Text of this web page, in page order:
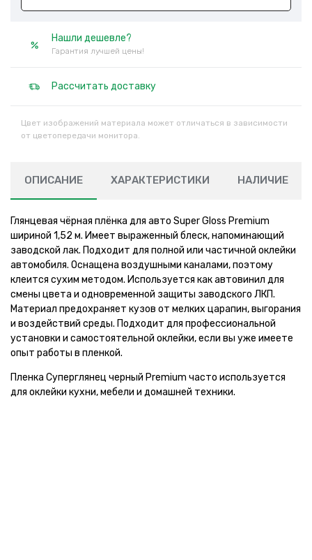
Нашли дешевле?
Гарантия лучшей цены!
Рассчитать доставку
Цвет изображений материала может отличаться в зависимости
от цветопередачи монитора.
ОПИСАНИЕ ХАРАКТЕРИСТИКИ НАЛИЧИЕ
Глянцевая чёрная плёнка для авто Super Gloss Premium
шириной 1,52 м. Имеет выраженный блеск, напоминающий
заводской лак. Подходит для полной или частичной оклейки
автомобиля. Оснащена воздушными каналами, поэтому
клеится сухим методом. Используется как автовинил для
смены цвета и одновременной защиты заводского ЛКП.
Материал предохраняет кузов от мелких царапин, выгорания
и воздействий среды. Подходит для профессиональной
установки и самостоятельной оклейки, если вы уже имеете
опыт работы в пленкой.
Пленка Суперглянец черный Premium часто используется
для оклейки кухни, мебели и домашней техники.